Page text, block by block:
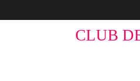
CLUB